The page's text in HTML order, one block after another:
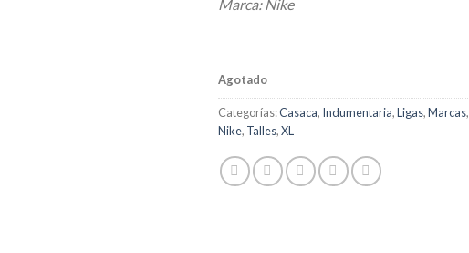
Marca: Nike
Agotado
Categorías:Casaca, Indumentaria,Ligas,Marcas,
Nike, Talles,XL